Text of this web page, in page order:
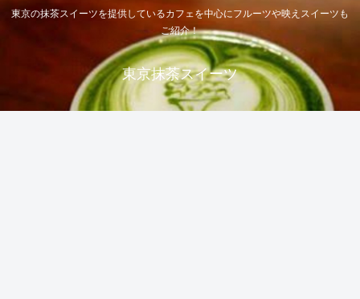
東京の抹茶スイーツを提供しているカフェを中心にフルーツや映えスイーツも
ご紹介！
東京抹茶スイーツ